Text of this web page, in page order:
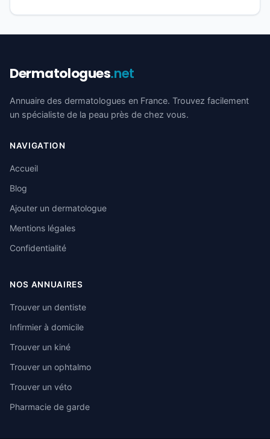
Dermatologues.net
Annuaire des dermatologues en France. Trouvez facilement
un spécialiste de la peau près de chez vous.
NAVIGATION
Accueil
Blog
Ajouter un dermatologue
Mentions légales
Confidentialité
NOS ANNUAIRES
Trouver un dentiste
Infirmier à domicile
Trouver un kiné
Trouver un ophtalmo
Trouver un véto
Pharmacie de garde